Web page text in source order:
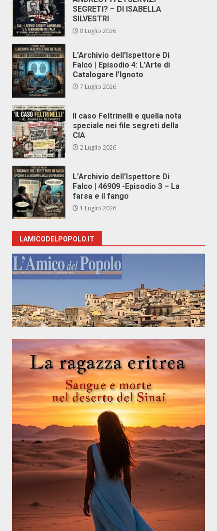
SEGRETI? – DI ISABELLA
SILVESTRI
8 Luglio 2026
L’Archivio dell’Ispettore Di
Falco | Episodio 4: L’Arte di
Catalogare l’Ignoto
7 Luglio 2026
Il caso Feltrinelli e quella nota
speciale nei file segreti della
CIA
2 Luglio 2026
L’Archivio dell’Ispettore Di
Falco | 46909 -Episodio 3 – La
farsa e il fango
1 Luglio 2026
LAMICODELPOPOLO.IT